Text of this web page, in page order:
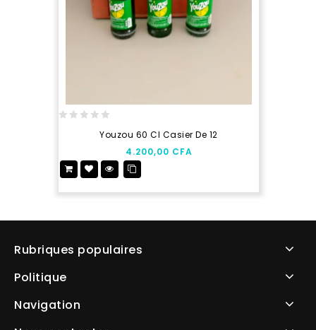
5
Youzou 60 Cl Casier De 12
4.200,00 CFA
Rubriques populaires
Politique
Navigation